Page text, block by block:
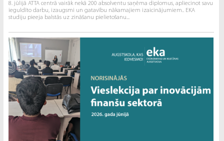
8. jūlijā ATTA centrā vairāk nekā 200 absolventu saņēma diplomus, apliecinot savu
ieguldīto darbu, izaugsmi un gatavību nākamajiem izaicinājumiem.. EKA
studiju pieeja balstās uz zināšanu pielietošanu...